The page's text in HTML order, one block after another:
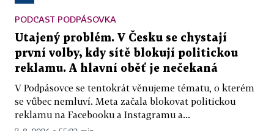
PODCAST PODPÁSOVKA
Utajený problém. V Česku se chystají
první volby, kdy sítě blokují politickou
reklamu. A hlavní oběť je nečekaná
V Podpásovce se tentokrát věnujeme tématu, o kterém
se vůbec nemluví. Meta začala blokovat politickou
reklamu na Facebooku a Instagramu a...